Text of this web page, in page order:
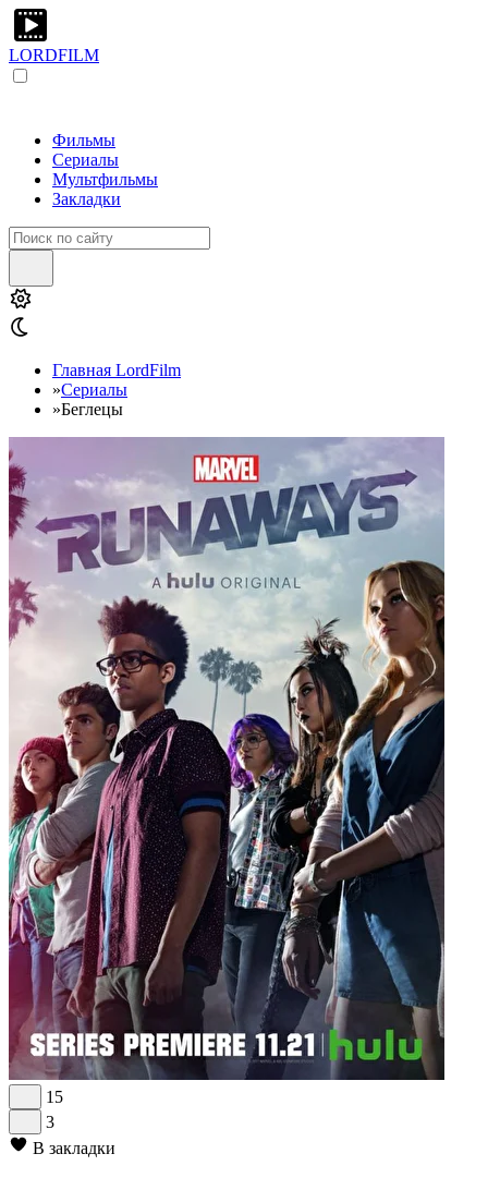
LORDFILM
Фильмы
Сериалы
Мультфильмы
Закладки
Главная LordFilm
»Сериалы
»Беглецы
15
3
В закладки